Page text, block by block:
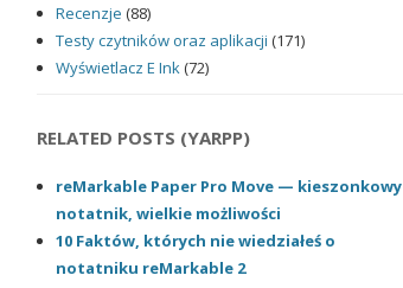
Recenzje (88)
Testy czytników oraz aplikacji (171)
Wyświetlacz E Ink(72)
RELATED POSTS (YARPP)
reMarkable Paper Pro Move — kieszonkowy
notatnik, wielkie możliwości
10 Faktów, których nie wiedziałeś o
notatniku reMarkable 2